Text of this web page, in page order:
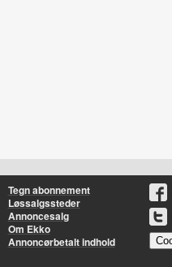
Tegn abonnement
Løssalgssteder
Annoncesalg
Om Ekko
Annoncørbetalt indhold